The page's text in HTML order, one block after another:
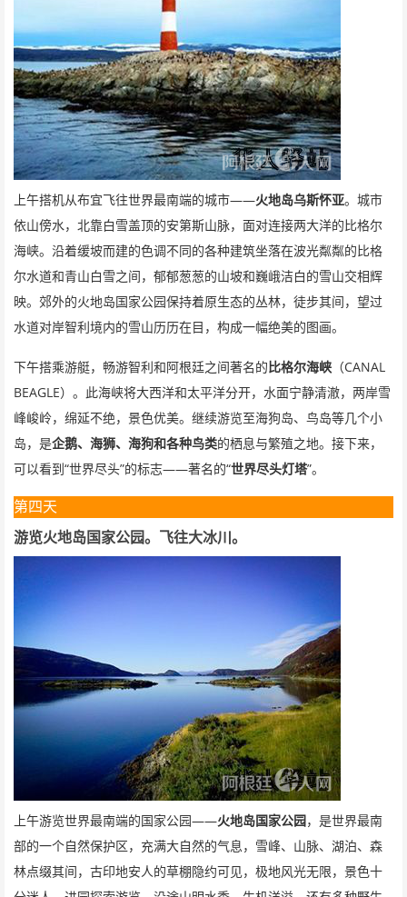
上午搭机从布宜飞往世界最南端的城市——火地岛乌斯怀亚。城市
依山傍水，北靠白雪盖顶的安第斯山脉，面对连接两大洋的比格尔
海峡。沿着缓坡而建的色调不同的各种建筑坐落在波光粼粼的比格
尔水道和青山白雪之间，郁郁葱葱的山坡和巍峨洁白的雪山交相辉
映。郊外的火地岛国家公园保持着原生态的丛林，徒步其间，望过
水道对岸智利境内的雪山历历在目，构成一幅绝美的图画。
下午搭乘游艇，畅游智利和阿根廷之间著名的比格尔海峡 （CANAL
BEAGLE）。此海峡将大西洋和太平洋分开，水面宁静清澈，两岸雪
峰峻岭，绵延不绝，景色优美。继续游览至海狗岛、鸟岛等几个小
岛，是企鹅、海狮、海狗和各种鸟类的栖息与繁殖之地。接下来，
可以看到 “世界尽头”的标志——著名的“世界尽头灯塔”。
第四天
游览火地岛国家公园。飞往大冰川。
上午游览世界最南端的国家公园——火地岛国家公园 ，是世界最南
部的一个自然保护区，充满大自然的气息，雪峰、山脉、湖泊、森
林点缀其间，古印地安人的草棚隐约可见，极地风光无限，景色十